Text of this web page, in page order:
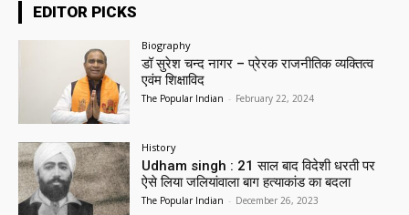
EDITOR PICKS
Biography
डॉ सुरेश चन्द नागर – प्रेरक राजनीतिक व्यक्तित्व
एवंम शिक्षाविद
The Popular Indian - February 22, 2024
History
Udham singh : 21 साल बाद विदेशी धरती पर
ऐसे लिया जलियांवाला बाग हत्याकांड का बदला
The Popular Indian - December 26, 2023